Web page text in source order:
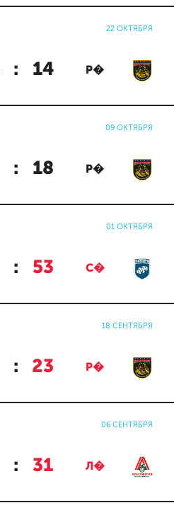
22 ОКТЯБРЯ
: 14 Р�
09 ОКТЯБРЯ
: 18 Р�
01 ОКТЯБРЯ
: 53 С�
18 СЕНТЯБРЯ
: 23 Р�
06 СЕНТЯБРЯ
: 31 Л�